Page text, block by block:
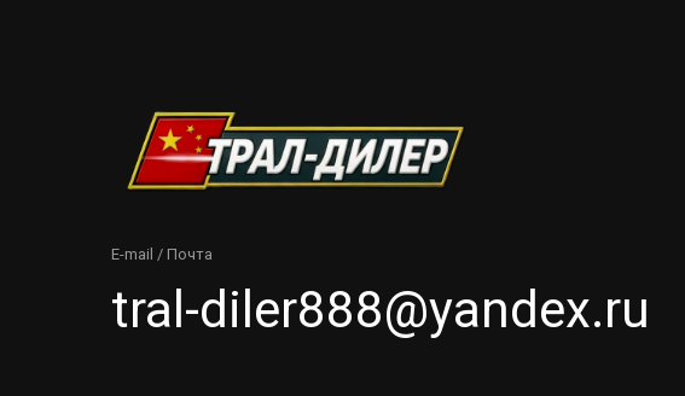
E-mail / Почта
tral-diler888@yandex.ru